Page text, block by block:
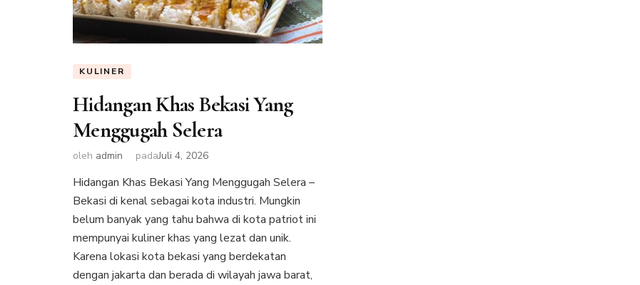
KULINER
Hidangan Khas Bekasi Yang
Menggugah Selera
oleh admin padaJuli 4, 2026
Hidangan Khas Bekasi Yang Menggugah Selera –
Bekasi di kenal sebagai kota industri. Mungkin
belum banyak yang tahu bahwa di kota patriot ini
mempunyai kuliner khas yang lezat dan unik.
Karena lokasi kota bekasi yang berdekatan
dengan jakarta dan berada di wilayah jawa barat,